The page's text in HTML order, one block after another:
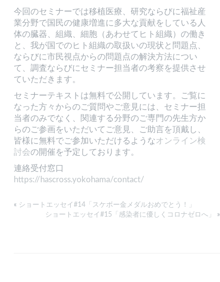
今回のセミナーでは移植医療、研究ならびに福祉産
業分野で国民の健康増進に多大な貢献をしている人
体の臓器、組織、細胞（あわせてヒト組織）の働き
と、我が国でのヒト組織の取扱いの現状と問題点、
ならびに市民視点からの問題点の解決方法につい
て、調査ならびにセミナー担当者の考察を提供させ
ていただきます。
セミナーテキストは無料で公開しています。ご覧に
なった方々からのご質問やご意見には、セミナー担
当者のみでなく、関連する分野のご専門の先生方か
らのご参画をいただいてご意見、ご助言を頂戴し、
皆様に無料でご参加いただけるようなオンライン検
討会の開催を予定しております。
連絡受付窓口
https://hascross.yokohama/contact/
« ショートエッセイ#14「スケボー金メダルおめでとう！」
ショートエッセイ#15「感染者に優しくコロナゼロへ」
»